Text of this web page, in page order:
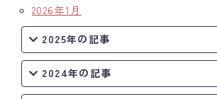
情報公開
入会のご案内
2026年1月
2025年の記事
2024年の記事